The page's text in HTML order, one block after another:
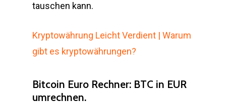
tauschen kann.
Kryptowährung Leicht Verdient | Warum
gibt es kryptowährungen?
Bitcoin Euro Rechner: BTC in EUR
umrechnen.